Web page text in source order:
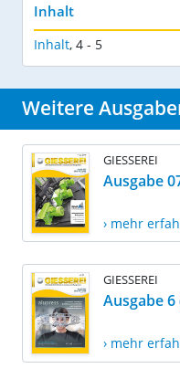
Inhalt
Inhalt, 4 - 5
Weitere
GIESSEREI
Ausgabe
› mehr
GIESSEREI
Ausgabe 6
› mehr